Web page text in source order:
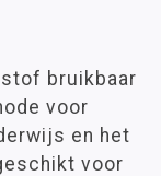
bruikbaar
voor
en het
voor